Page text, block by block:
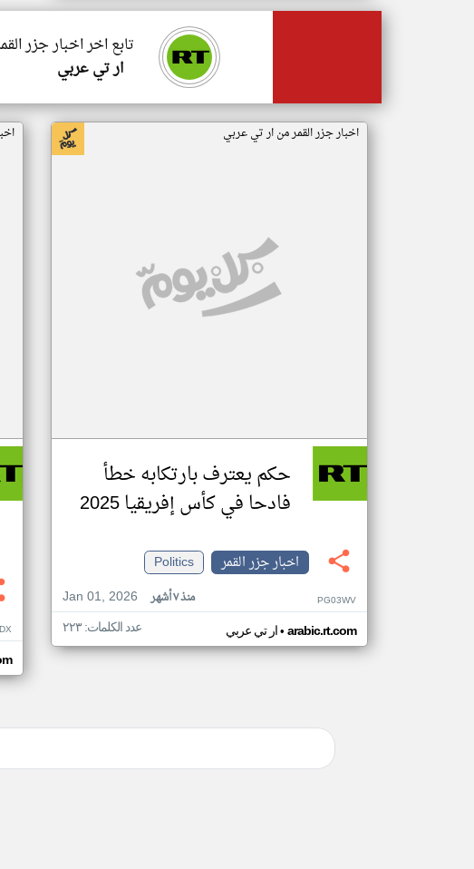
تابع اخر اخبار جزر
ار تي عربي
اخبار جزر القمر من ار تي عربي
حكم يعترف بارتكابه خطأ
فادحا في كأس إفريقيا 2025
اخبار جزر القمر
Politics
Jan 01, 2026
منذ ٧ أشهر PG03WV
ار تي عربي• arabic.rt.com عدد الكلمات: ٢٢٣